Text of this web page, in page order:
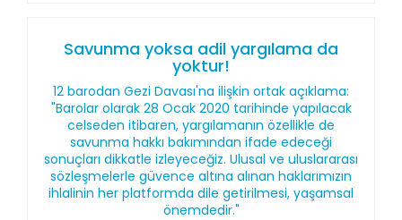
Savunma yoksa adil yargılama da
yoktur!
12 barodan Gezi Davası'na ilişkin ortak açıklama:
"Barolar olarak 28 Ocak 2020 tarihinde yapılacak
celseden itibaren, yargılamanın özellikle de
savunma hakkı bakımından ifade edeceği
sonuçları dikkatle izleyeceğiz. Ulusal ve uluslararası
sözleşmelerle güvence altına alınan haklarımızın
ihlalinin her platformda dile getirilmesi, yaşamsal
önemdedir."